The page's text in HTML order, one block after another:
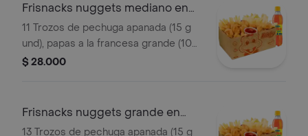
Frisnacks nuggets mediano en
caja
11 Trozos de pechuga apanada (15 g
und), papas a la francesa grande (100
g), gaseosa (400 ml)
$ 28.000
Frisnacks nuggets grande en
caja
13 Trozos de pechuga apanada (15 g